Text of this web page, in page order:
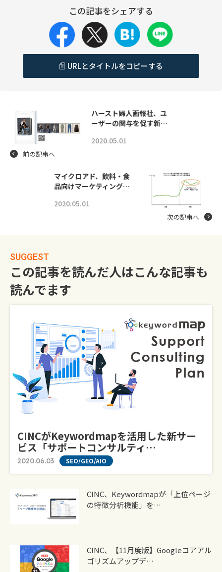
この記事をシェアする
URLとタイトルをコピーする
ハースト婦人画報社、ユ
ーザーの関与を促す新…
2020.05.01
前の記事へ
マイクロアド、飲料・食
品向けマーケティング…
2020.05.01
次の記事へ
SUGGEST
この記事を読んだ人はこんな記事も
読んでます
CINCがKeywordmapを活用した新サー
ビス「サポートコンサルティ…
2020.06.03 SEO/GEO/AIO
CINC、Keywordmapが「上位ページ
の特徴分析機能」を…
CINC、【11月度版】Googleコアアル
ゴリズムアップデ…